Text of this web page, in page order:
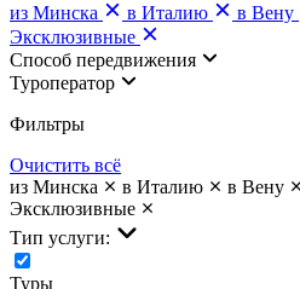
из Минска
в Италию в Вену
Эксклюзивные
Cпособ передвижения
Туроператор
Фильтры
Очистить всё
из Минска
в Италию в Вену
Эксклюзивные
Тип услуги:
Туры